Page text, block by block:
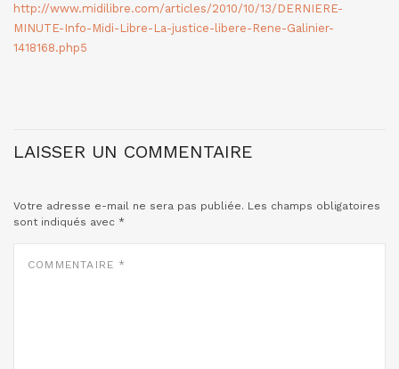
http://www.midilibre.com/articles/2010/10/13/DERNIERE-
MINUTE-Info-Midi-Libre-La-justice-libere-Rene-Galinier-
1418168.php5
LAISSER UN COMMENTAIRE
Votre adresse e-mail ne sera pas publiée. Les champs obligatoires
sont indiqués avec *